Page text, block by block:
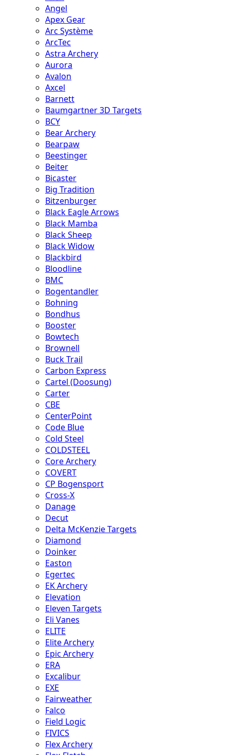
Angel
Apex Gear
Arc Système
ArcTec
Astra Archery
Aurora
Avalon
Axcel
Barnett
Baumgartner 3D Targets
BCY
Bear Archery
Bearpaw
Beestinger
Beiter
Bicaster
Big Tradition
Bitzenburger
Black Eagle Arrows
Black Mamba
Black Sheep
Black Widow
Blackbird
Bloodline
BMC
Bogentandler
Bohning
Bondhus
Booster
Bowtech
Brownell
Buck Trail
Carbon Express
Cartel (Doosung)
Carter
CBE
CenterPoint
Code Blue
Cold Steel
COLDSTEEL
Core Archery
COVERT
CP Bogensport
Cross-X
Danage
Decut
Delta McKenzie Targets
Diamond
Doinker
Easton
Egertec
EK Archery
Elevation
Eleven Targets
Eli Vanes
ELITE
Elite Archery
Epic Archery
ERA
Excalibur
EXE
Fairweather
Falco
Field Logic
FIVICS
Flex Archery